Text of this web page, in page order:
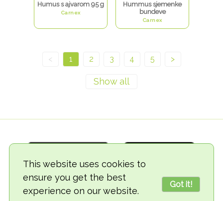
This website uses cookies to
ensure you get the best
experience on our website.
Got it!
Humus s ajvarom 95 g
Carnex
Hummus sjemenke
bundeve
Carnex
< 1 2 3 4 5 >
© 2018-2026 TheVegCat